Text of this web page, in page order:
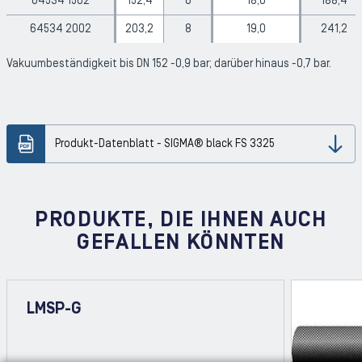
64534 2002 203,2 8 19,0 241,2
Vakuumbeständigkeit bis DN 152 -0,9 bar; darüber hinaus -0,7 bar.
Produkt-Datenblatt - SIGMA® black FS 3325
PRODUKTE, DIE IHNEN AUCH
GEFALLEN KÖNNTEN
LMSP-G